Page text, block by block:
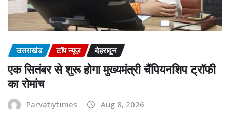
उत्तराखंड टॉप न्यूज़ देहरादून
एक सितंबर से शुरू होगा मुख्यमंत्री चैंपियनशिप ट्रॉफी
का रोमांच
Parvatiytimes Aug 8, 2026